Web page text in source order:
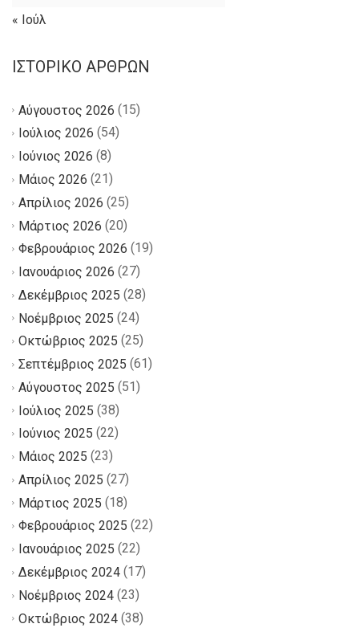
« Ιούλ
ΙΣΤΟΡΙΚΌ ΆΡΘΡΩΝ
Αύγουστος 2026 (15)
Ιούλιος 2026 (54)
Ιούνιος 2026 (8)
Μάιος 2026 (21)
Απρίλιος 2026 (25)
Μάρτιος 2026 (20)
Φεβρουάριος 2026 (19)
Ιανουάριος 2026 (27)
Δεκέμβριος 2025 (28)
Νοέμβριος 2025 (24)
Οκτώβριος 2025 (25)
Σεπτέμβριος 2025 (61)
Αύγουστος 2025 (51)
Ιούλιος 2025 (38)
Ιούνιος 2025 (22)
Μάιος 2025 (23)
Απρίλιος 2025 (27)
Μάρτιος 2025 (18)
Φεβρουάριος 2025 (22)
Ιανουάριος 2025 (22)
Δεκέμβριος 2024 (17)
Νοέμβριος 2024 (23)
Οκτώβριος 2024 (38)